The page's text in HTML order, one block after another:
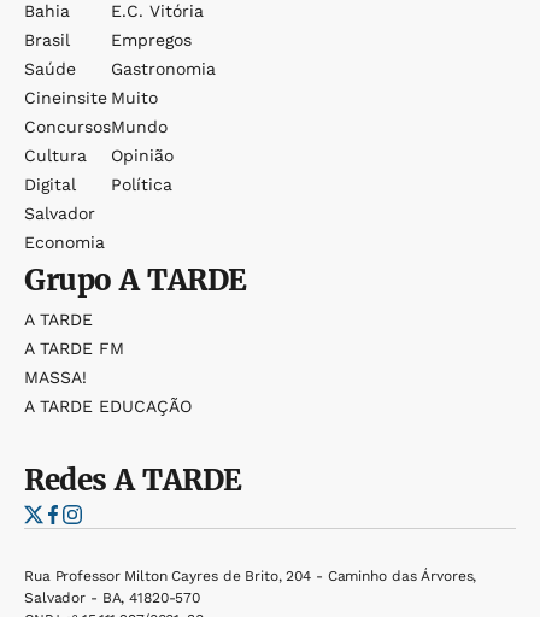
Bahia
Brasil
Saúde
Cineinsite
Concursos
Cultura
Digital
Salvador
Economia
E.c. Vitória
Empregos
Gastronomia
Muito
Mundo
Opinião
Política
GrupoA TARDE
A TARDE
A TARDE FM
MASSA!
A TARDE EDUCAÇÃO
RedesA TARDE
Rua Professor Milton Cayres de Brito, 204 - Caminho das Árvores,
Salvador - BA, 41820-570